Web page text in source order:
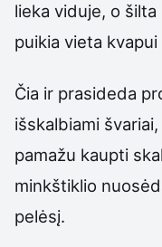
lieka viduje, o
puikia vieta
Čia ir prasideda
išskalbiami
pamažu kaupti
minkštiklio
pelėsį.